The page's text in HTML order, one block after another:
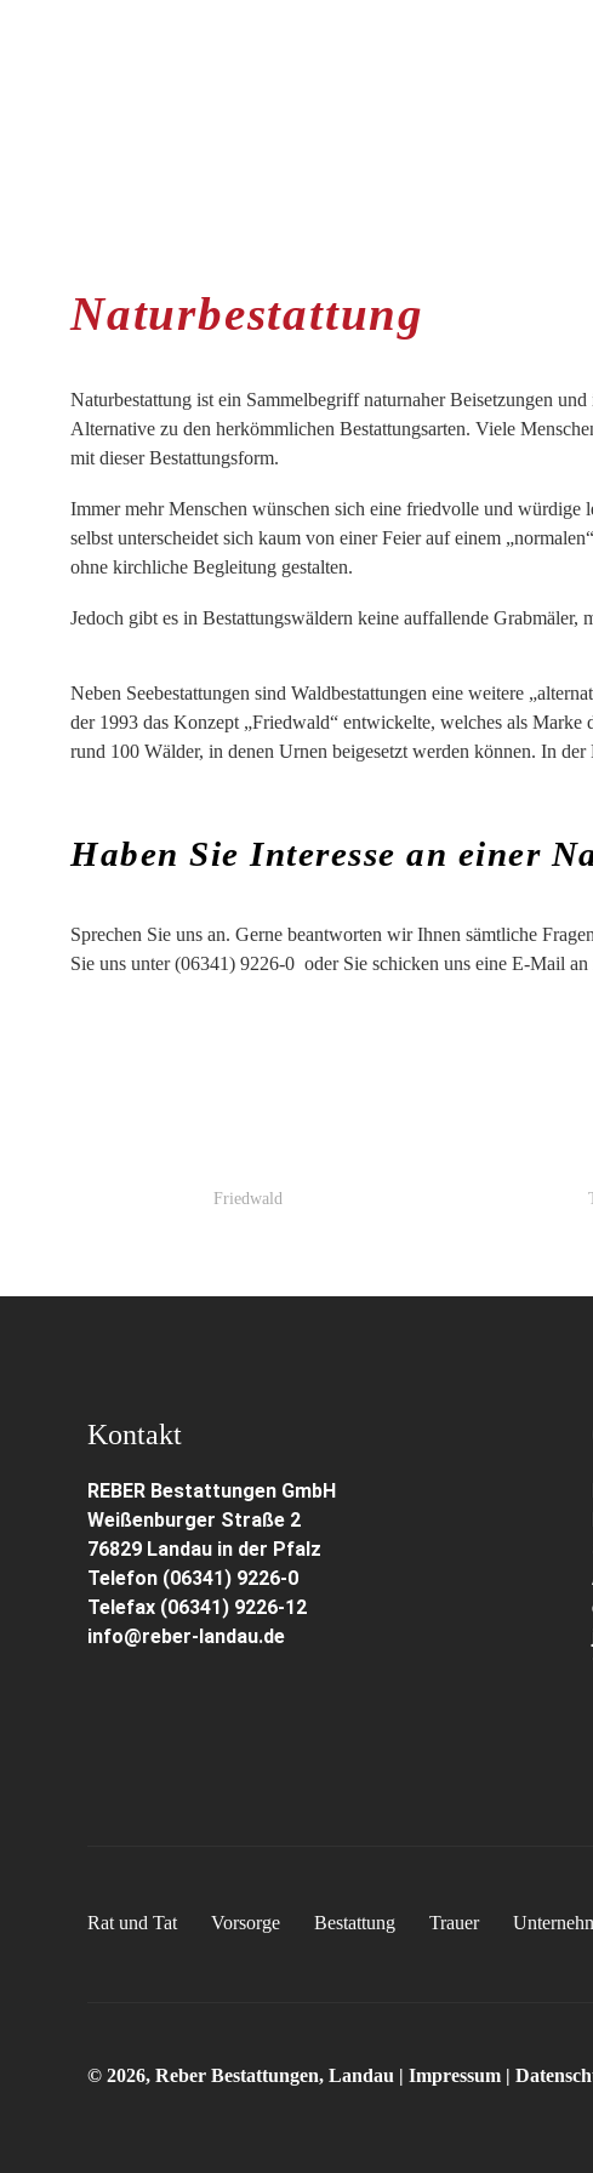
Naturbestattung
Naturbestattung ist ein Sammelbegriff naturnaher Beisetzungen
Alternative zu den herkömmlichen Bestattungsarten. Viele
mit dieser Bestattungsform.
Immer mehr Menschen wünschen sich eine friedvolle und
selbst unterscheidet sich kaum von einer Feier auf einem
ohne kirchliche Begleitung gestalten.
Jedoch gibt es in Bestattungswäldern keine auffallende
Neben Seebestattungen sind Waldbestattungen eine weitere
der 1993 das Konzept „Friedwald“ entwickelte, welches als
rund 100 Wälder, in denen Urnen beigesetzt werden können. In
Haben Sie Interesse an einer
Sprechen Sie uns an. Gerne beantworten wir Ihnen sämtliche
Sie uns unter(06341) 9226-0 oder Sie schicken uns eine E-Mail an
Friedwald
Kontakt
REBER Bestattungen GmbH
Weißenburger Straße 2
76829 Landau in der Pfalz
Telefon (06341) 9226-0
Telefax (06341) 9226-12
info@reber-landau.de
Rat und Tat Vorsorge Bestattung Trauer
© 2026, Reber Bestattungen, Landau | Impressum |